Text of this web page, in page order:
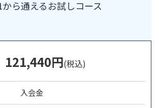
ら通えるお試しコース
121,440円(税込)
入会金